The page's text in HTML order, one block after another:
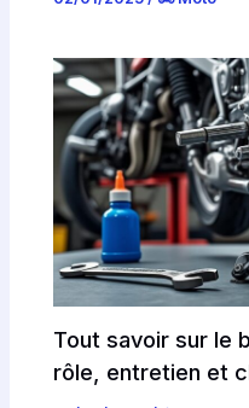
Tout savoir sur le
rôle, entretien et